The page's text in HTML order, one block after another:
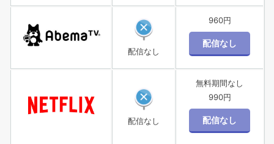
配信なし
960円
配信なし
無料期間なし
990円